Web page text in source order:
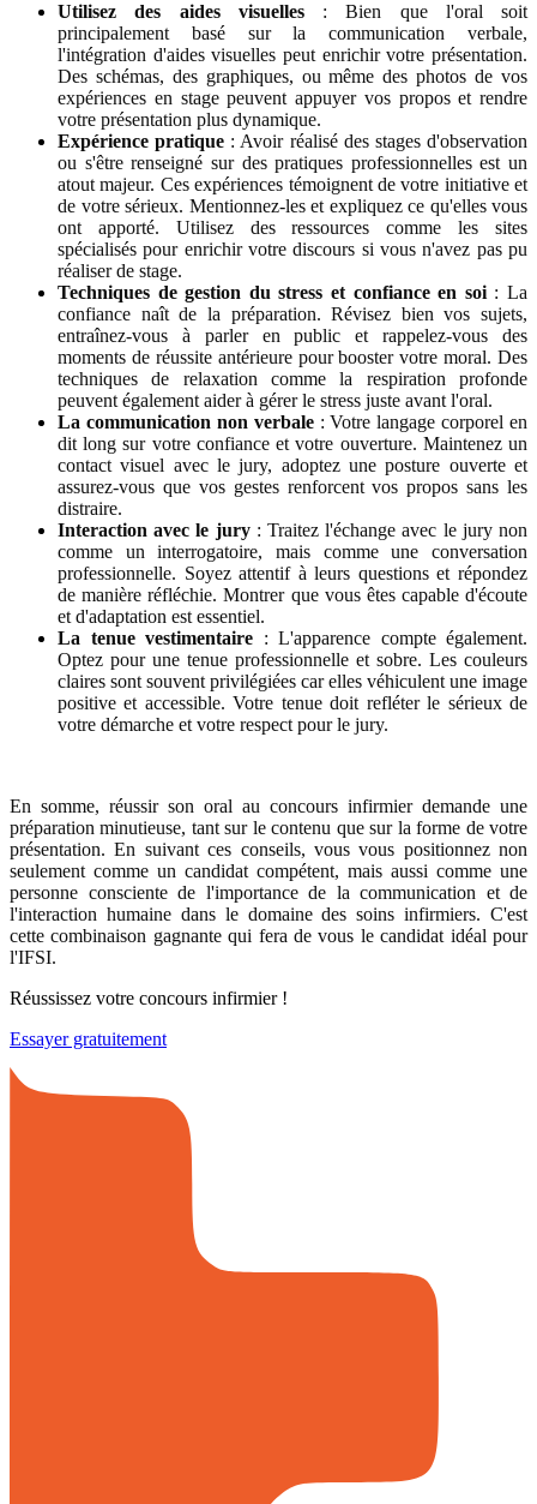
Utilisez des aides visuelles: Bien que l'oral soit
principalement basé sur la communication verbale,
l'intégration d'aides visuelles peut enrichir votre présentation.
Des schémas, des graphiques, ou même des photos de vos
expériences en stage peuvent appuyer vos propos et rendre
votre présentation plus dynamique.
Expérience pratique : Avoir réalisé des stages d'observation
ou s'être renseigné sur des pratiques professionnelles est un
atout majeur. Ces expériences témoignent de votre initiative et
de votre sérieux. Mentionnez-les et expliquez ce qu'elles vous
ont apporté. Utilisez des ressources comme les sites
spécialisés pour enrichir votre discours si vous n'avez pas pu
réaliser de stage.
Techniques de gestion du stress et confiance en soi: La
confiance naît de la préparation. Révisez bien vos sujets,
entraînez-vous à parler en public et rappelez-vous des
moments de réussite antérieure pour booster votre moral. Des
techniques de relaxation comme la respiration profonde
peuvent également aider à gérer le stress juste avant l'oral.
La communication non verbale: Votre langage corporel en
dit long sur votre confiance et votre ouverture. Maintenez un
contact visuel avec le jury, adoptez une posture ouverte et
assurez-vous que vos gestes renforcent vos propos sans les
distraire.
Interaction avec le jury: Traitez l'échange avec le jury non
comme un interrogatoire, mais comme une conversation
professionnelle. Soyez attentif à leurs questions et répondez
de manière réfléchie. Montrer que vous êtes capable d'écoute
et d'adaptation est essentiel.
La tenue vestimentaire : L'apparence compte également.
Optez pour une tenue professionnelle et sobre. Les couleurs
claires sont souvent privilégiées car elles véhiculent une image
positive et accessible. Votre tenue doit refléter le sérieux de
votre démarche et votre respect pour le jury.
En somme, réussir son oral au concours infirmier demande une
préparation minutieuse, tant sur le contenu que sur la forme de votre
présentation. En suivant ces conseils, vous vous positionnez non
seulement comme un candidat compétent, mais aussi comme une
personne consciente de l'importance de la communication et de
l'interaction humaine dans le domaine des soins infirmiers. C'est
cette combinaison gagnante qui fera de vous le candidat idéal pour
l'IFSI.
Réussissez votre concours infirmier !
Essayer gratuitement